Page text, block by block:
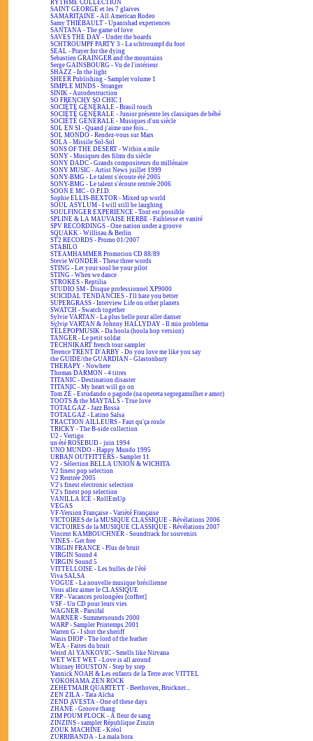
RYTHME COLLECTION
SAINT GEORGE et les 7 glaives
SAMARITAINE - All American Rodeo
Samy THIÉBAULT - Upanishad experiences
SANTANA - The game of love
SAVES THE DAY - Under the boards
SCHTROUMPF PARTY 3 - La schtroumpf du foot
SEAL - Prayer for the dying
Sebastien GRAINGER and the mountains
Serge GAINSBOURG - Vu de l'intérieur
SHAZZ - In the light
SHEER Publishing - Sampler volume 1
SIMPLE MINDS - Stranger
SINIK - Autodestruction
SO FRENCHY SO CHIC 1
SOCIÉTÉ GÉNÉRALE - Brasil touch
SOCIÉTÉ GÉNÉRALE - Junior présente les classiques de bébé
SOCIÉTÉ GÉNÉRALE - Musiques d'un siècle
SOL EN SI - Quand j'aime une fois...
SOL MONDO - Rendez-vous sur Mars
SOLA - Missile Sol-Sol
SONS OF THE DESERT - Within a mile
SONY - Musiques des films du siècle
SONY DADC - Grands compositeurs du millénaire
SONY MUSIC - Artist News juillet 1999
SONY-BMG - Le talent s'écoute été 2005
SONY-BMG - Le talent s'écoute rentrée 2006
SOON E MC - O.P.I.D.
Sophie ELLIS-BEXTOR - Mixed up world
SOUL ASYLUM - I will still be laughing
SOULFINGER EXPERIENCE - Tout est possible
SPLINE & LA MAUVAISE HERBE - Faiblesse et vanité
SPV RECORDINGS - One nation under a groove
SQUAKK - Willisau & Berlin
ST2 RECORDS - Promo 01/2007
STABILO
STEAMHAMMER Promotion CD 88/89
Stevie WONDER - These three words
STING - Let your soul be your pilot
STING - When we dance
STROKES - Reptilia
STUDIO SM - Disque professionnel XP9000
SUICIDAL TENDANCIES - I'll hate you better
SUPERGRASS - Interview Life on other planets
SWATCH - Swatch together
Sylvie VARTAN - La plus belle pour aller danser
Sylvie VARTAN & Johnny HALLYDAY - Il mio problema
TÉLÉPOPMUSIK - Da hoola (hoola hop version)
TANGER - Le petit soldat
TECHNIKART french tour sampler
Terence TRENT D'ARBY - Do you love me like you say
the GUIDE/the GUARDIAN - Glastonbury
THERAPY - Nowhere
Thomas DARMON - 4 titres
TITANIC - Destination disaster
TITANIC - My heart will go on
Tom ZÉ - Estudando o pagode (na opereta segregamulher e amor)
TOOTS & the MAYTALS - True love
TOTALGAZ - Jazz Bossa
TOTALGAZ - Latino Salsa
TRACTION AILLEURS - Faut qu'ça roule
TRICKY - The B-side collection
U2 - Vertigo
un été ROSEBUD - juin 1994
UNO MUNDO - Happy Mundo 1995
URBAN OUTFITTERS - Sampler 11
V2 - Sélection BELLA UNION & WICHITA
V2 finest pop selection
V2 Rentrée 2005
V2's finest electronic selection
V2's finest pop selection
VANILLA ICE - RollEmUp
VEGAS
VF-Version Française - Variété Française
VICTOIRES de la MUSIQUE CLASSIQUE - Révélations 2006
VICTOIRES de la MUSIQUE CLASSIQUE - Révélations 2007
Vincent KAMBOUCHNER - Soundtrack for souvenirs
VINES - Get free
VIRGIN FRANCE - Plus de bruit
VIRGIN Sound 4
VIRGIN Sound 5
VITTELLOISE - Les bulles de l'été
Viva SALSA
VOGUE - La nouvelle musique brésilienne
Vous allez aimer le CLASSIQUE
VRP - Vacances prolongées [coffret]
VSF - Un CD pour leurs vies
WAGNER - Parsifal
WARNER - Summersounds 2000
WARP - Sampler Printemps 2001
Warren G - I shot the sheriff
Wasis DIOP - The lord of the feather
WEA - Faites du bruit
Weird Al YANKOVIC - Smells like Nirvana
WET WET WET - Love is all around
Whitney HOUSTON - Step by step
Yannick NOAH & Les enfants de la Terre avec VITTEL
YOKOHAMA ZEN ROCK
ZEHETMAIR QUARTETT - Beethoven, Bruckner...
ZEN ZILA - Tata Aïcha
ZEND AVESTA - One of these days
ZHANÉ - Groove thang
ZIM POUM PLOCK - A fleur de sang
ZINZINS - sampler République Zinzin
ZOUK MACHINE - Kréol
ZURRIBANDA - La mala hora